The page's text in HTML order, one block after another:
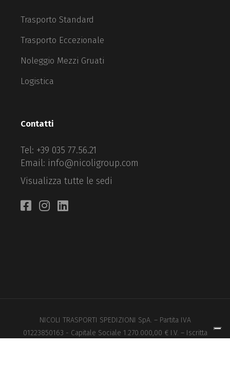
Trasporto Standard
Trasporto Eccezionale
Noleggio Mezzi Gruati
Logistica
Contatti
Tel: +39 035 77.56.21
Email: info@nicoligroup.com
Visualizza tutte le sedi
NICOLI TRASPORTI SPEDIZIONI SpA. – Partita IVA
01223850163 - Capitale Sociale 1.270.000,00 € I.V. – Iscritta